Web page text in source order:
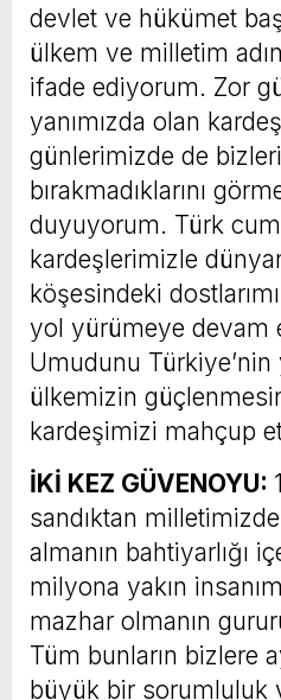
devlet ve hükümet
ülkem ve milletim
ifade ediyorum. Zor
yanımızda olan
günlerimizde de
bırakmadıklarını
duyuyorum. Türk
kardeşlerimizle
köşesindeki
yol yürümeye devam
Umudunu
ülkemizin
kardeşimizi mahçup
İKİ KEZ GÜVENOYU:
sandıktan
almanın bahtiyarlığı
milyona yakın
mazhar olmanın
Tüm bunların bizlere
büyük bir sorumluluk